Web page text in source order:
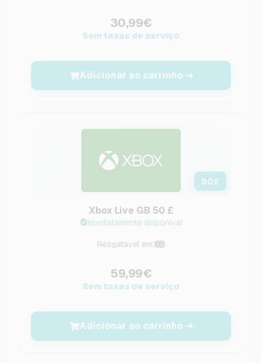
30,99€
Sem taxas de serviço
Adicionar ao carrinho
50£
Xbox Live GB 50 £
Imediatamente disponível
Resgatável em:
59,99€
Sem taxas de serviço
Adicionar ao carrinho